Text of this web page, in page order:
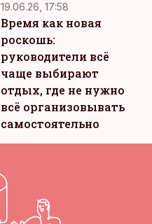
19.06.26, 17:58
Время как новая
роскошь:
руководители всё
чаще выбирают
отдых, где не нужно
всё организовывать
самостоятельно